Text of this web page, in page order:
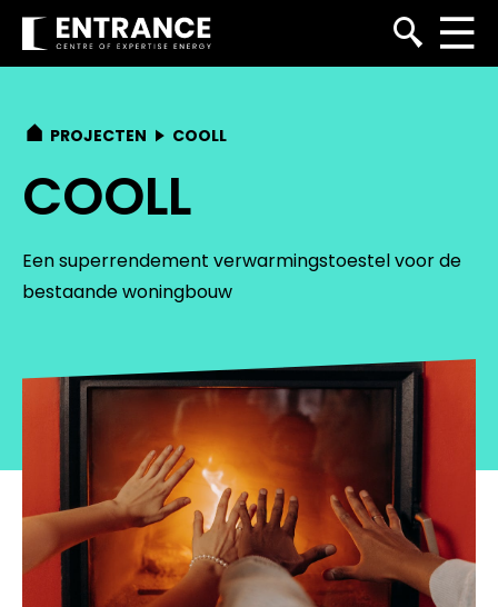
PROJECTEN COOLL
COOLL
Een superrendement verwarmingstoestel voor de
bestaande woningbouw